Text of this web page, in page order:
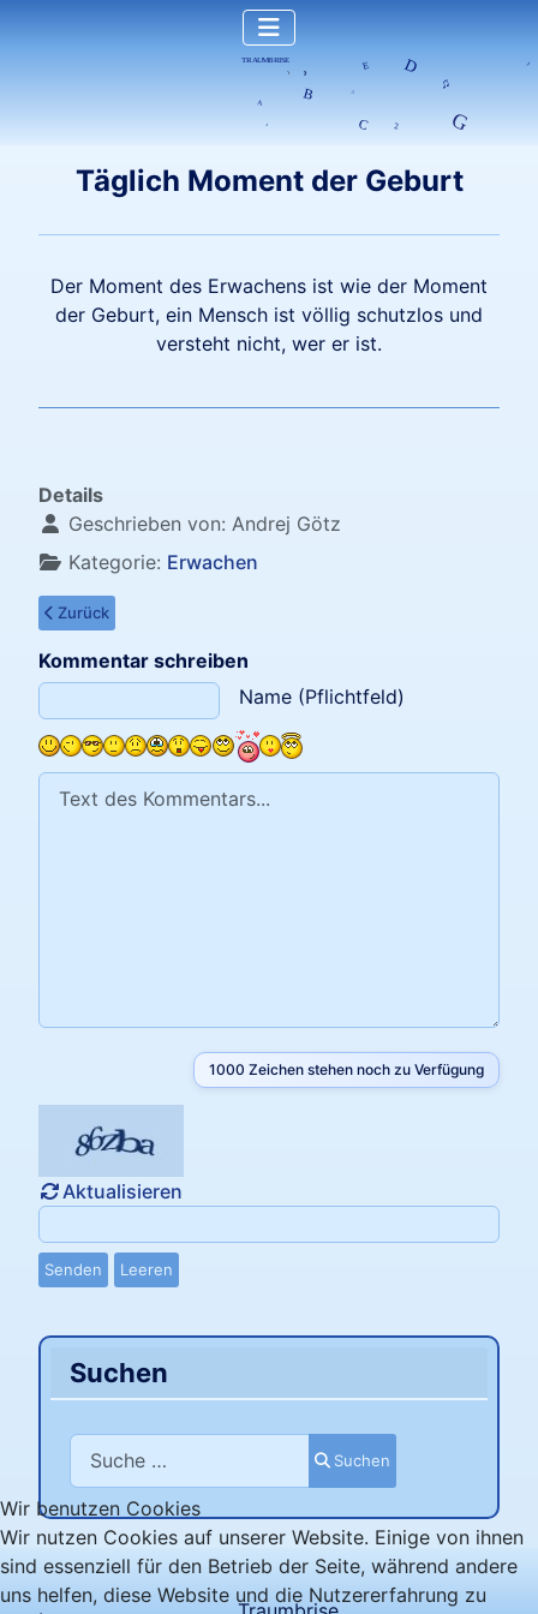
Täglich Moment der Geburt
Der Moment des Erwachens ist wie der Moment
der Geburt, ein Mensch ist völlig schutzlos und
versteht nicht, wer er ist.
Details
Geschrieben von: Andrej Götz
Kategorie: Erwachen
Vorheriger Beitrag: Aufwachen in einem Sarg
Zurück
Kommentar schreiben
Name (Pflichtfeld)
Text des Kommentars
1000 Zeichen stehen noch zu Verfügung
Aktualisieren
Senden Leeren
Suchen
Suchen
Suchen
Wir benutzen Cookies
Wir nutzen Cookies auf unserer Website. Einige von ihnen
sind essenziell für den Betrieb der Seite, während andere
uns helfen, diese Website und die Nutzererfahrung zu